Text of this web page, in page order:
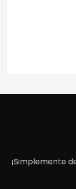
¡Simplemente